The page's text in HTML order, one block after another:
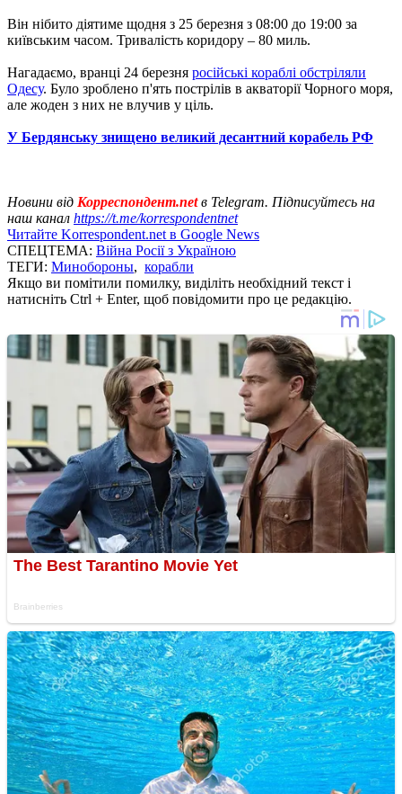
Він нібито діятиме щодня з 25 березня з 08:00 до 19:00 за
київським часом. Тривалість коридору – 80 миль.
Нагадаємо, вранці 24 березня російські кораблі обстріляли
Одесу. Було зроблено п'ять пострілів в акваторії Чорного моря,
але жоден з них не влучив у ціль.
У Бердянську знищено великий десантний корабель РФ
Новини від Корреспондент.netв Telegram. Підписуйтесь на
наш канал https://t.me/korrespondentnet
Читайте Korrespondent.net в Google News
СПЕЦТЕМА: Війна Росії з Україною
ТЕГИ: Минобороны, корабли
Якщо ви помітили помилку, виділіть необхідний текст і
натисніть Ctrl + Enter, щоб повідомити про це редакцію.